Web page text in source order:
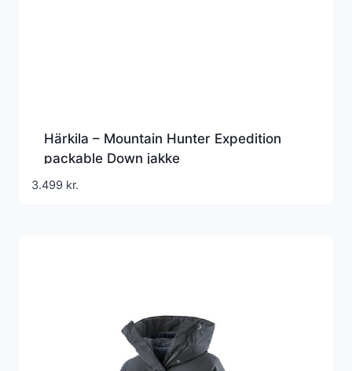
Härkila – Mountain Hunter Expedition
packable Down jakke
3.499 kr.